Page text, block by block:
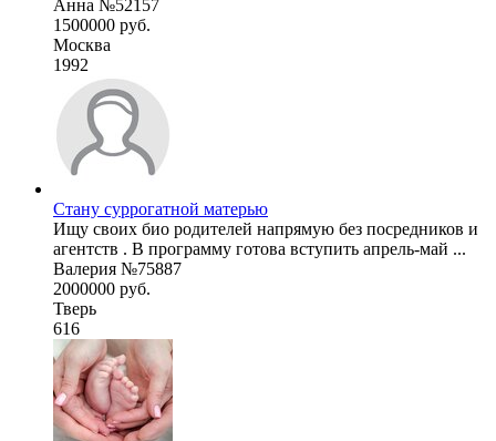
Анна №52157
1500000 руб.
Москва
1992
Стану суррогатной матерью
Ищу своих био родителей напрямую без посредников и
агентств . В программу готова вступить апрель-май ...
Валерия №75887
2000000 руб.
Тверь
616